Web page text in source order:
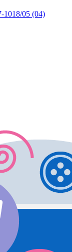
1018/05 (04)